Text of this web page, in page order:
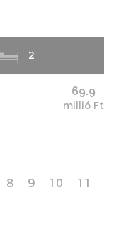
2
69.9
millió Ft
8 9 10
11